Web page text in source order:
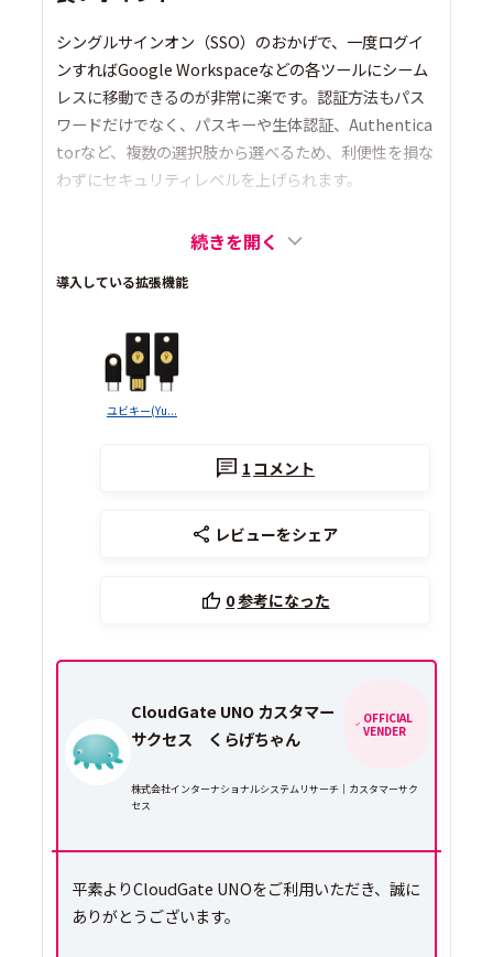
シングルサインオン（SSO）のおかげで、一度ログイ
ンすればGoogle Workspaceなどの各ツールにシーム
レスに移動できるのが非常に楽です。認証方法もパス
ワードだけでなく、パスキーや生体認証、Authentica
torなど、複数の選択肢から選べるため、利便性を損な
わずにセキュリティレベルを上げられます。
続きを開く
導入している拡張機能
ユビキー(Yu...
1 コメント
レビューをシェア
0参考になった
CloudGate UNO カスタマー
サクセス くらげちゃん
OFFICIAL
VENDER
株式会社インターナショナルシステムリサーチ｜カスタマーサク
セス
平素よりCloudGate UNOをご利用いただき、誠に
ありがとうございます。